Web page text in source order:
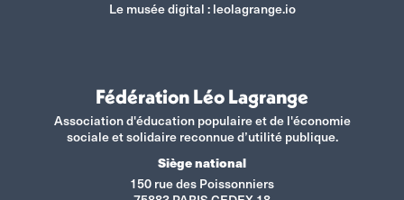
Le musée digital : leolagrange.io
Fédération Léo Lagrange
Association d'éducation populaire et de l'économie
sociale et solidaire reconnue d’utilité publique.
Siège national
150 rue des Poissonniers